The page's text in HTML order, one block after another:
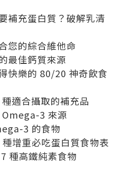
補充蛋白質？破解乳清
您的綜合維他命
最佳鈣質來源
快樂的 80/20 神奇飲食
適合攝取的補充品
3 來源
3 的食物
增重必吃蛋白質食物表
種高鐵純素食物